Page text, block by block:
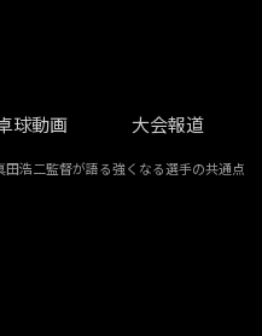
球動画 大会報道
浩二監督が語る強くなる選手の共通点